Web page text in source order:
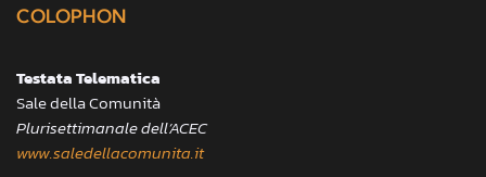
COLOPHON
Testata Telematica
Sale della Comunità
Plurisettimanale dell’ACEC
www.saledellacomunita.it